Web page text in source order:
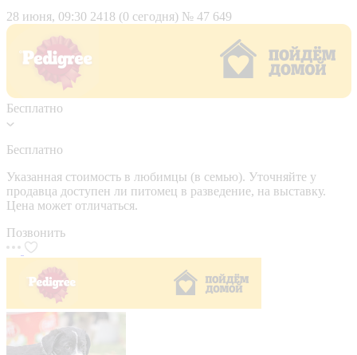
28 июня, 09:30 2418 (0 сегодня) № 47 649
Бесплатно
Бесплатно
Указанная стоимость в любимцы (в семью). Уточняйте у
продавца доступен ли питомец в разведение, на выставку.
Цена может отличаться.
Позвонить